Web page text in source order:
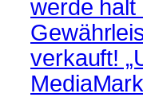
werde halt
verkauft!